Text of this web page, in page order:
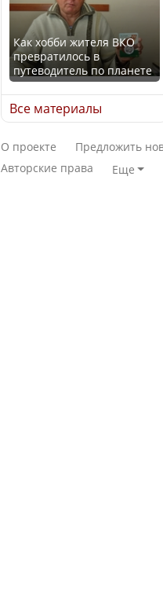
В Казахстане стало
проще получить
направления на
медицинские
обследования
Как хобби жителя ВКО
превратилось в
путеводитель по планете
Все материалы
О проекте Предложить
Авторские права
Еще